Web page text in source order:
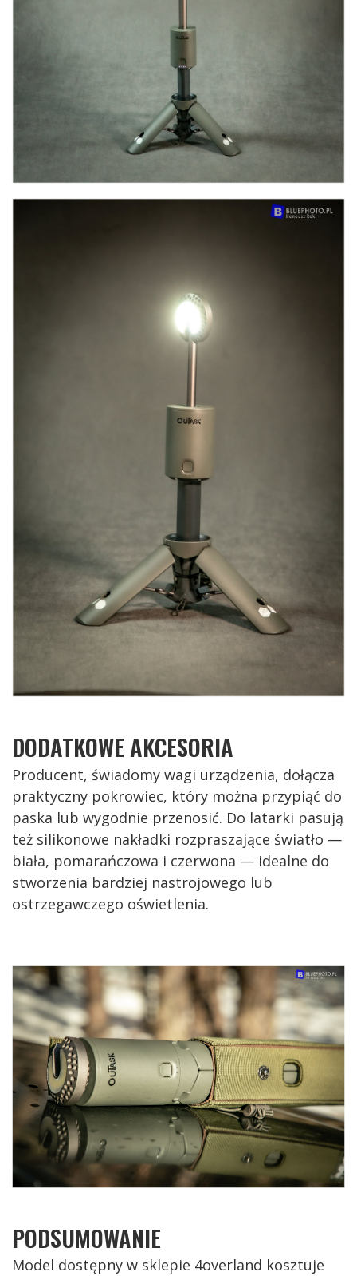
DODATKOWE AKCESORIA
Producent, świadomy wagi urządzenia, dołącza
praktyczny pokrowiec, który można przypiąć do
paska lub wygodnie przenosić. Do latarki pasują
też silikonowe nakładki rozpraszające światło —
biała, pomarańczowa i czerwona — idealne do
stworzenia bardziej nastrojowego lub
ostrzegawczego oświetlenia.
PODSUMOWANIE
Model dostępny w sklepie 4overland kosztuje